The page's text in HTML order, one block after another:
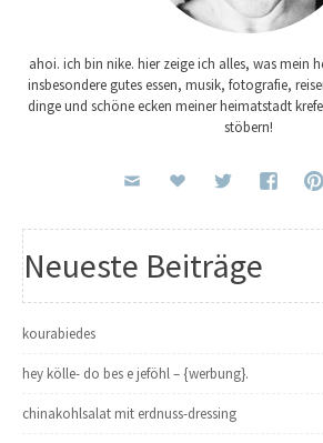
ahoi. ich bin nike. hier zeige ich alles, was mein
insbesondere gutes essen, musik, fotografie,
dinge und schöne ecken meiner heimatstadt
stöbern!
Neueste Beiträge
kourabiedes
hey kölle- do bes e jeföhl – {werbung}.
chinakohlsalat mit erdnuss-dressing